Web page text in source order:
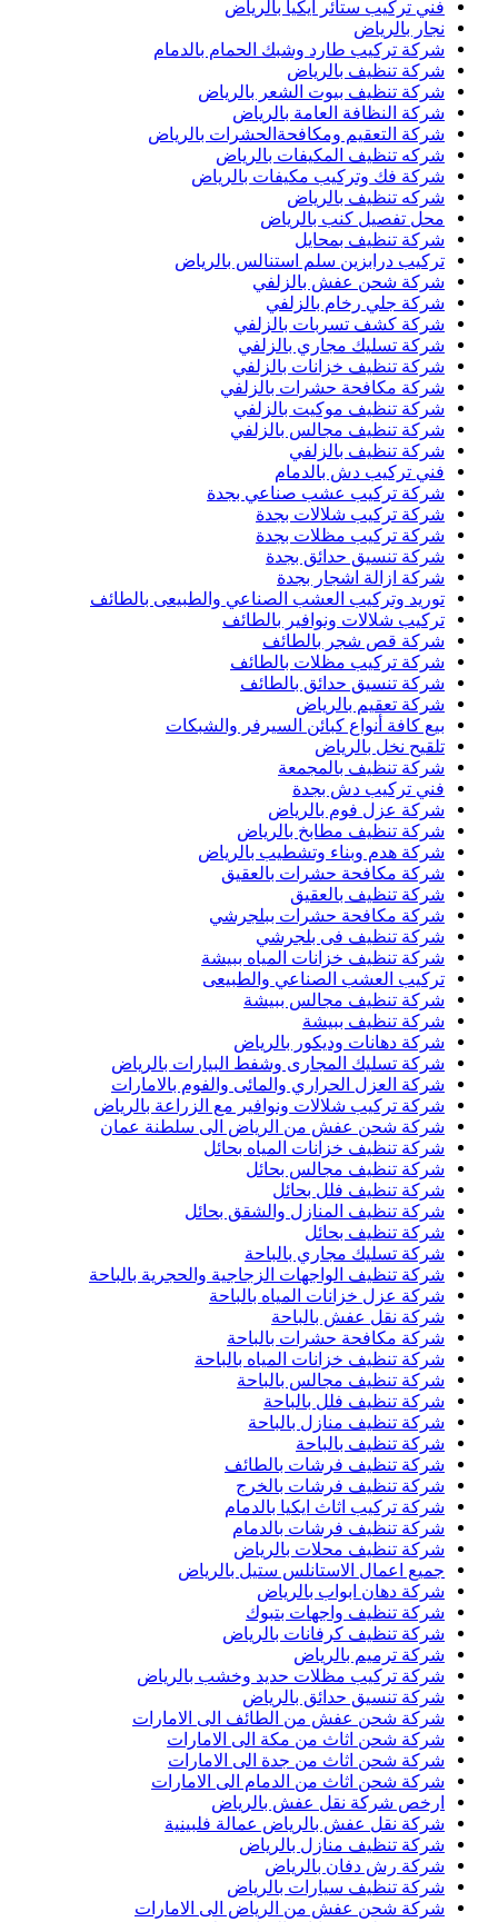
فني تركيب ستائر ايكيا بالرياض
نجار بالرياض
شركة تركيب طارد وشبك الحمام بالدمام
شركة تنظيف بالرياض
شركة تنظيف بيوت الشعر بالرياض
شركة النظافة العامة بالرياض
شركة التعقيم ومكافحةالحشرات بالرياض
شركه تنظيف المكيفات بالرياض
شركة فك وتركيب مكيفات بالرياض
شركه تنظيف بالرياض
محل تفصيل كنب بالرياض
شركة تنظيف بمحايل
تركيب درابزين سلم استنالس بالرياض
شركة شحن عفش بالزلفي
شركة جلي رخام بالزلفي
شركة كشف تسربات بالزلفي
شركة تسليك مجاري بالزلفي
شركة تنظيف خزانات بالزلفي
شركة مكافحة حشرات بالزلفي
شركة تنظيف موكيت بالزلفي
شركة تنظيف مجالس بالزلفي
شركة تنظيف بالزلفي
فني تركيب دش بالدمام
شركة تركيب عشب صناعي بجدة
شركة تركيب شلالات بجدة
شركة تركيب مظلات بجدة
شركة تنسيق حدائق بجدة
شركة ازالة اشجار بجدة
توريد وتركيب العشب الصناعي والطبيعى بالطائف
تركيب شلالات ونوافير بالطائف
شركة قص شجر بالطائف
شركة تركيب مظلات بالطائف
شركة تنسيق حدائق بالطائف
شركة تعقيم بالرياض
بيع كافة أنواع كبائن السيرفر والشبكات
تلقيح نخل بالرياض
شركة تنظيف بالمجمعة
فني تركيب دش بجدة
شركة عزل فوم بالرياض
شركة تنظيف مطابخ بالرياض
شركة هدم وبناء وتشطيب بالرياض
شركة مكافحة حشرات بالعقيق
شركة تنظيف بالعقيق
شركة مكافحة حشرات ببلجرشي
شركة تنظيف فى بلجرشي
شركة تنظيف خزانات المياه ببيشة
تركيب العشب الصناعي والطبيعى
شركة تنظيف مجالس ببيشة
شركة تنظيف ببيشة
شركة دهانات وديكور بالرياض
شركة تسليك المجارى وشفط البيارات بالرياض
شركة العزل الحراري والمائى والفوم بالامارات
شركة تركيب شلالات ونوافير مع الزراعة بالرياض
شركة شحن عفش من الرياض الى سلطنة عمان
شركة تنظيف خزانات المياه بحائل
شركة تنظيف مجالس بحائل
شركة تنظيف فلل بحائل
شركة تنظيف المنازل والشقق بحائل
شركة تنظيف بحائل
شركة تسليك مجاري بالباحة
شركة تنظيف الواجهات الزجاجية والحجرية بالباحة
شركة عزل خزانات المياه بالباحة
شركة نقل عفش بالباحة
شركة مكافحة حشرات بالباحة
شركة تنظيف خزانات المياه بالباحة
شركة تنظيف مجالس بالباحة
شركة تنظيف فلل بالباحة
شركة تنظيف منازل بالباحة
شركة تنظيف بالباحة
شركة تنظيف فرشات بالطائف
شركة تنظيف فرشات بالخرج
شركة تركيب اثاث ايكيا بالدمام
شركة تنظيف فرشات بالدمام
شركة تنظيف محلات بالرياض
جميع اعمال الاستانلس ستيل بالرياض
شركة دهان ابواب بالرياض
شركة تنظيف واجهات بتبوك
شركة تنظيف كرفانات بالرياض
شركة ترميم بالرياض
شركة تركيب مظلات حديد وخشب بالرياض
شركة تنسيق حدائق بالرياض
شركة شحن عفش من الطائف الى الامارات
شركة شحن اثاث من مكة الى الامارات
شركة شحن اثاث من جدة الى الامارات
شركة شحن اثاث من الدمام الى الامارات
ارخص شركة نقل عفش بالرياض
شركة نقل عفش بالرياض عمالة فلبينية
شركة تنظيف منازل بالرياض
شركة رش دفان بالرياض
شركة تنظيف سيارات بالرياض
شركة شحن عفش من الرياض الى الامارات